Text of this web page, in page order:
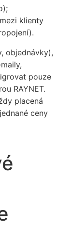
klienty
objednávky),
pouze
RAYNET.
placená
ceny